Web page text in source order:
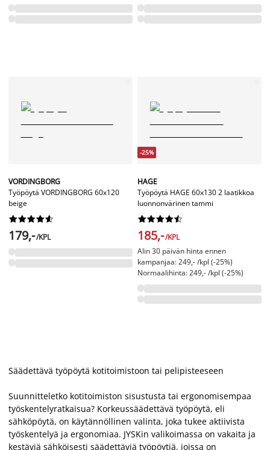
VORDINGBORG
Työpöytä VORDINGBORG 60x120
beige






179,-/KPL
-25%
HAGE
Työpöytä HAGE 60x130 2 laatikkoa
luonnonvärinen tammi






185,-/KPL
Alin 30 päivän hinta ennen
kampanjaa: 249,- /kpl (-25%)
Normaalihinta: 249,- /kpl (-25%)
Säädettävä työpöytä kotitoimistoon tai pelipisteeseen
Suunnitteletko kotitoimiston sisustusta tai ergonomisempaa
työskentelyratkaisua? Korkeussäädettävä työpöytä, eli
sähköpöytä, on käytännöllinen valinta, joka tukee aktiivista
työskentelyä ja ergonomiaa. JYSKin valikoimassa on vakaita ja
kestäviä sähköisesti säädettäviä työpöytiä, joissa on